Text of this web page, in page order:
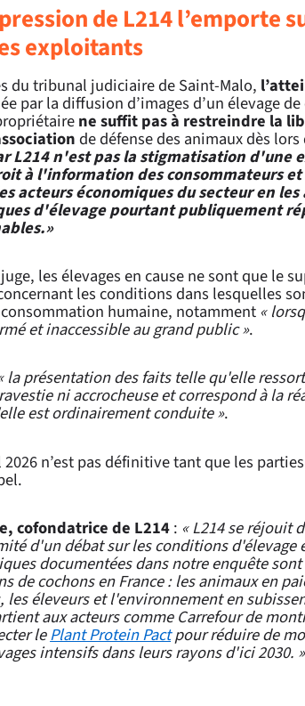
de L214 l’emporte
exploitants
du tribunal judiciaire de Saint-Malo,
par la diffusion d’images d’un élevage
ne suffit pas à restreindre la
de défense des animaux dès lors
L214 n'est pas la stigmatisation d'une
à l'information des consommateurs et
acteurs économiques du secteur en
d'élevage pourtant publiquement
»
les élevages en cause ne sont que le
les conditions dans lesquelles
humaine, notamment «
et inaccessible au grand public ».
la présentation des faits telle qu'elle
ni accrocheuse et correspond à la
est ordinairement conduite ».
n’est pas définitive tant que les
cofondatrice de L214: « L214 se réjouit
d'un débat sur les conditions d'élevage
documentées dans notre enquête
de cochons en France : les animaux en
les éleveurs et l'environnement en
aux acteurs comme Carrefour de
lePlant Protein Pactpour réduire de
intensifs dans leurs rayons d'ici 2030. »